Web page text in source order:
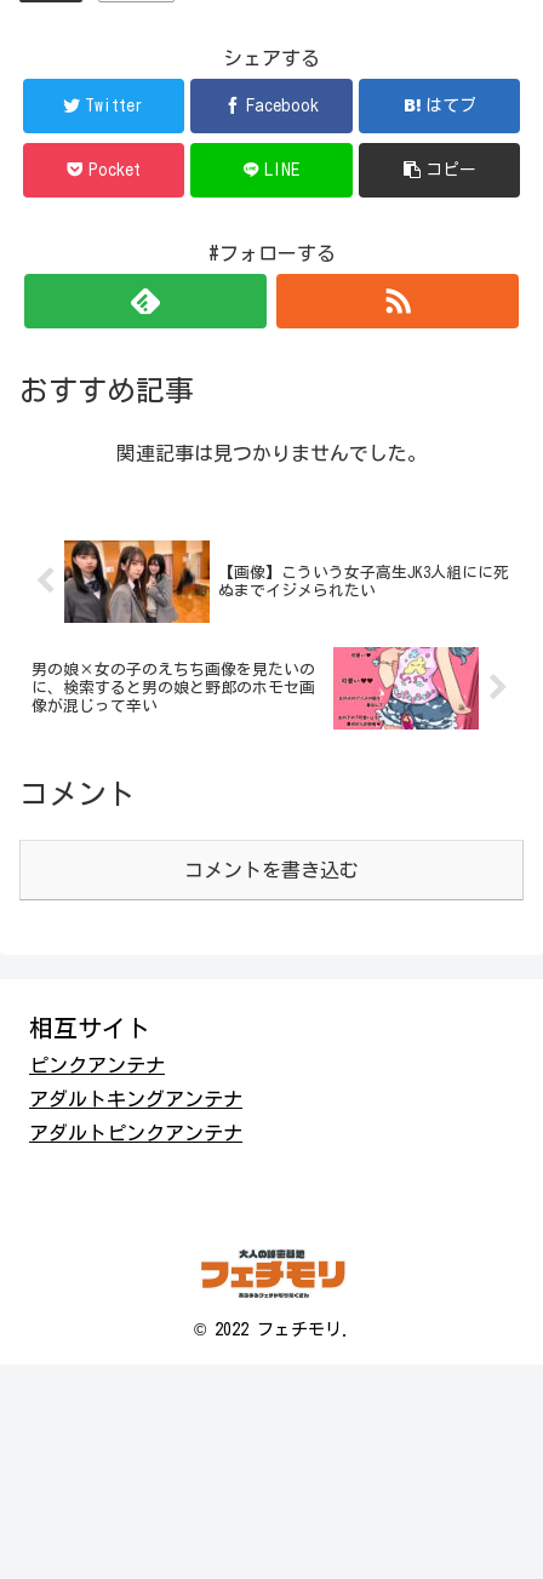
シェアする
Twitter Facebook はてブ
Pocket LINE コピー
#フォローする
おすすめ記事
関連記事は見つかりませんでした。
【画像】こういう女子高生JK3人組にに死
ぬまでイジメられたい
男の娘×女の子のえちち画像を見たいの
に、検索すると男の娘と野郎のホモセ画
像が混じって辛い
コメント
コメントを書き込む
相互サイト
ピンクアンテナ
アダルトキングアンテナ
アダルトピンクアンテナ
© 2022 フェチモリ.